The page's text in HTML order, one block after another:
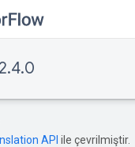
API ile çevrilmiştir.